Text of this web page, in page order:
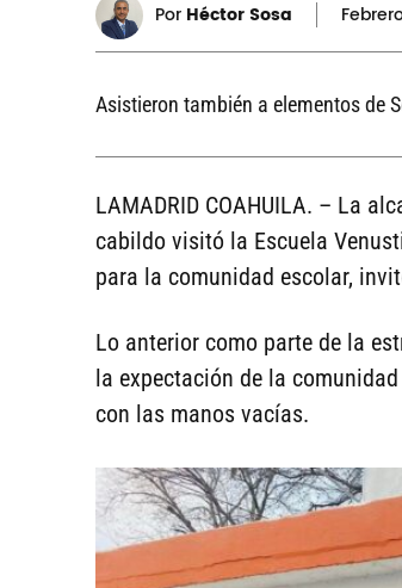
Por Héctor Sosa
Asistieron también a elementos de
LAMADRID COAHUILA. – La
cabildo visitó la Escuela
para la comunidad escolar,
Lo anterior como parte de la
la expectación de la
con las manos vacías.